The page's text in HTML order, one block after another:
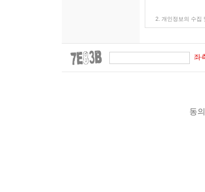
2. 개인정보의 수집
회사는 수집한 개인
3. 개인정보의 보유
- 보존항목 : 이름,
- 보존기간 : 3년
좌
동